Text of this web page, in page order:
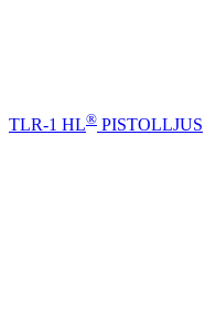
TLR-1 HL® PISTOLLJUS